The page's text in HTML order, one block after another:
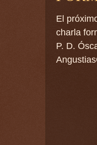
El
charla
P. D.